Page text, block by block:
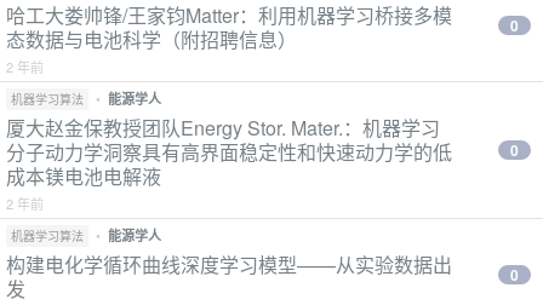
哈工大娄帅锋/王家钧Matter：利用机器学习桥接多模
态数据与电池科学（附招聘信息）
2 年前
0
机器学习算法 • 能源学人
厦大赵金保教授团队Energy Stor. Mater.：机器学习
分子动力学洞察具有高界面稳定性和快速动力学的低
成本镁电池电解液
2 年前
0
机器学习算法 • 能源学人
构建电化学循环曲线深度学习模型——从实验数据出
发
0